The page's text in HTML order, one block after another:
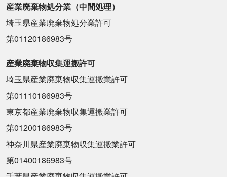
産業廃棄物処分業（中間処理）
埼玉県産業廃棄物処分業許可
第01120186983号
産業廃棄物収集運搬許可
埼玉県産業廃棄物収集運搬業許可
第01110186983号
東京都産業廃棄物収集運搬業許可
第01200186983号
神奈川県産業廃棄物収集運搬業許可
第01400186983号